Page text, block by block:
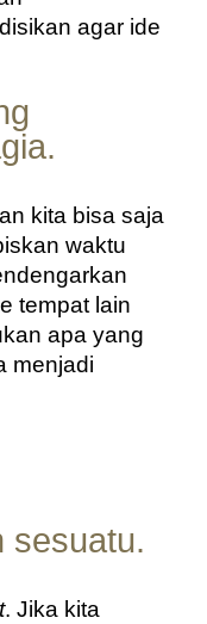
agar ide
kita bisa saja
waktu
tempat lain
apa yang
menjadi
sesuatu.
. Jika kita